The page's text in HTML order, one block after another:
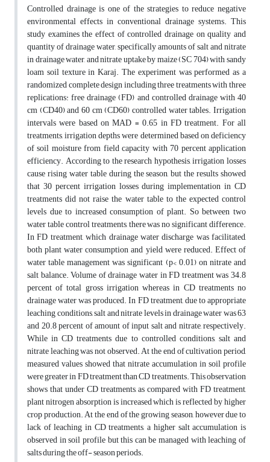
Controlled drainage is one of the strategies to reduce negative
environmental effects in conventional drainage systems. This
study examines the effect of controlled drainage on quality and
quantity of drainage water, specifically amounts of salt and nitrate
in drainage water, and nitrate uptake by maize (SC 704) with sandy
loam soil texture in Karaj. The experiment was performed as a
randomized complete design including three treatments with three
replications: free drainage (FD) and controlled drainage with 40
cm (CD40) and 60 cm (CD60) controlled water tables. Irrigation
intervals were based on MAD = 0.65 in FD treatment. For all
treatments, irrigation depths were determined based on deficiency
of soil moisture from field capacity with 70 percent application
efficiency. According to the research hypothesis, irrigation losses
cause rising water table during the season, but the results showed
that 30 percent irrigation losses during implementation in CD
treatments did not raise the water table to the expected control
levels due to increased consumption of plant. So between two
water table control treatments, there was no significant difference.
In FD treatment, which drainage water discharge was facilitated,
both plant water consumption and yield were reduced. Effect of
water table management was significant (p< 0.01) on nitrate and
salt balance. Volume of drainage water in FD treatment was 34.8
percent of total gross irrigation whereas in CD treatments no
drainage water was produced. In FD treatment, due to appropriate
leaching conditions, salt and nitrate levels in drainage water was 63
and 20.8 percent of amount of input salt and nitrate, respectively.
While in CD treatments due to controlled conditions, salt and
nitrate leaching was not observed. At the end of cultivation period,
measured values showed that nitrate accumulation in soil profile
were greater in FD treatment than CD treatments. This observation
shows that under CD treatments, as compared with FD treatment,
plant nitrogen absorption is increased which is reflected by higher
crop production. At the end of the growing season, however due to
lack of leaching in CD treatments, a higher salt accumulation is
observed in soil profile but this can be managed with leaching of
salts during the off- season periods.